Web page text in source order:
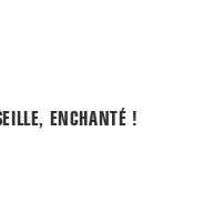
ENCHANTÉ !